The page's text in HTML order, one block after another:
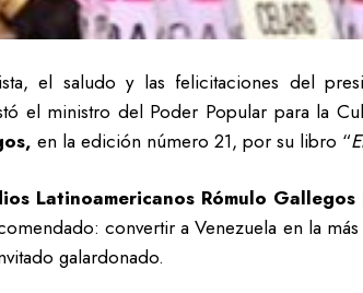
el saludo y las felicitaciones del
el ministro del Poder Popular para la
en la edición número 21, por su libro “
Latinoamericanos Rómulo
convertir a Venezuela en la
galardonado.